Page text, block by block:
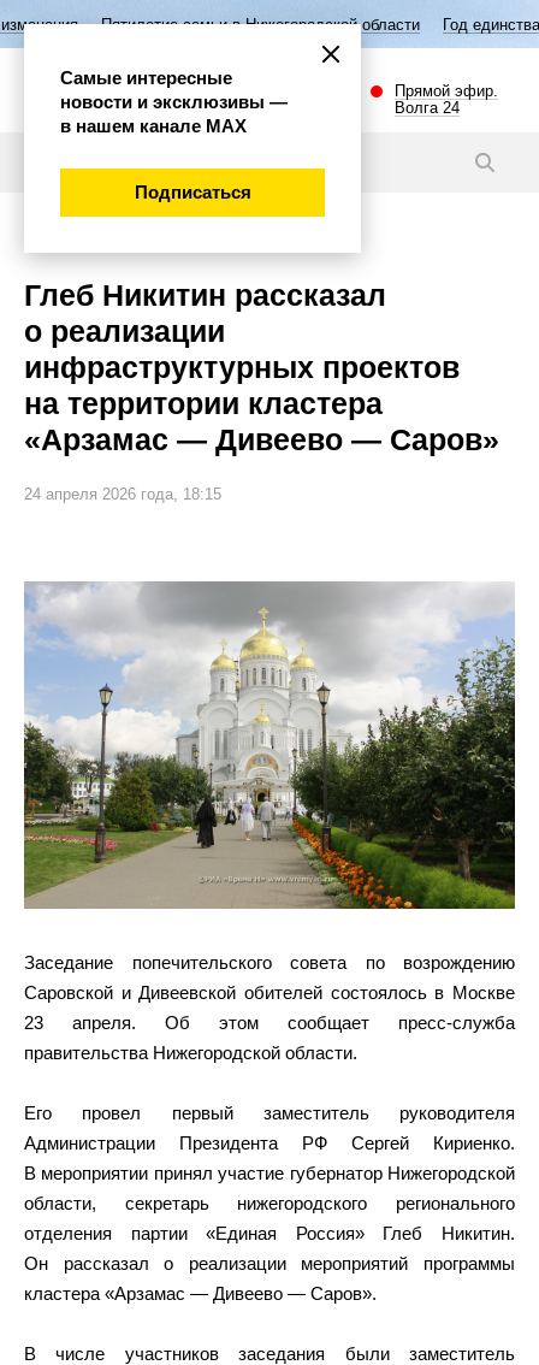
семьи в Нижегородской области Год единства народов России
Прямой эфир.
Волга 24
Глеб Никитин рассказал
о реализации
инфраструктурных проектов
на территории кластера
«Арзамас — Дивеево — Саров»
24 апреля 2026 года, 18:15
Заседание попечительского совета по возрождению
Саровской и Дивеевской обителей состоялось в Москве
23 апреля. Об этом сообщает пресс-служба
правительства Нижегородской области.
Его провел первый заместитель руководителя
Администрации Президента РФ Сергей Кириенко.
В мероприятии принял участие губернатор Нижегородской
области, секретарь нижегородского регионального
отделения партии «Единая Россия» Глеб Никитин.
Он рассказал о реализации мероприятий программы
кластера «Арзамас — Дивеево — Саров».
В числе участников заседания были заместитель
Самые интересные
новости и эксклюзивы —
в нашем канале МАХ
Подписаться